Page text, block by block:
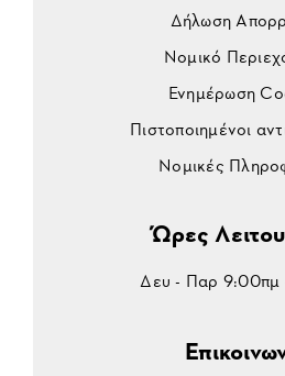
Δήλωση
Νομικό
Ενημέρωση
Πιστοποιημένοι
Νομικές
Ώρες
Δευ - Παρ